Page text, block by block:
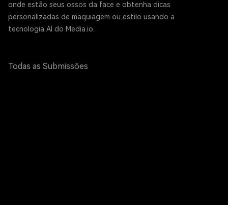
onde estão seus ossos da face e obtenha dicas
personalizadas de maquiagem ou estilo usando a
tecnologia AI do Media.io.
Todas as Submissões